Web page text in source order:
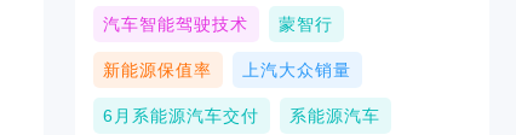
汽车智能驾驶技术 蒙智行
新能源保值率 上汽大众销量
6月系能源汽车交付 系能源汽车